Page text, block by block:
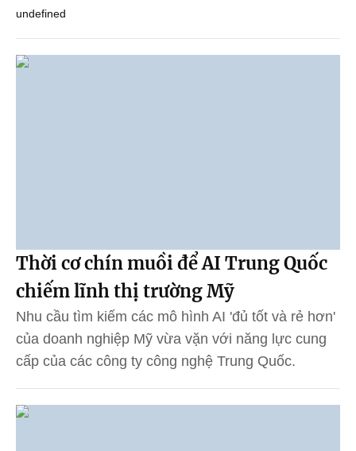
undefined
Thời cơ chín muồi để AI Trung Quốc
chiếm lĩnh thị trường Mỹ
Nhu cầu tìm kiếm các mô hình AI 'đủ tốt và rẻ hơn'
của doanh nghiệp Mỹ vừa vặn với năng lực cung
cấp của các công ty công nghệ Trung Quốc.